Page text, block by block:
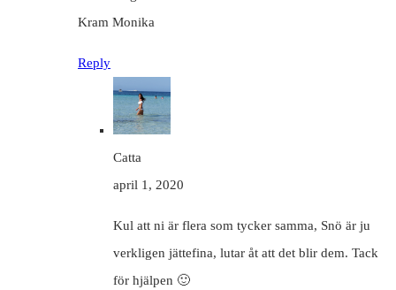
Kram Monika
Reply
Catta
april 1, 2020
Kul att ni är flera som tycker samma, Snö är ju
verkligen jättefina, lutar åt att det blir dem. Tack
för hjälpen 🙂